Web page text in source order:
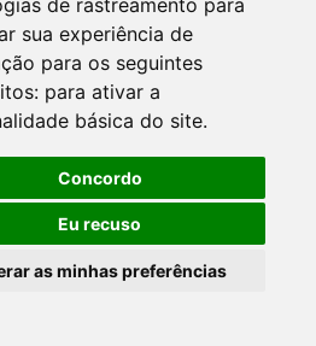
de rastreamento para
sua experiência de
para os seguintes
para ativar a
básica do site.
Concordo
Eu recuso
as minhas preferências